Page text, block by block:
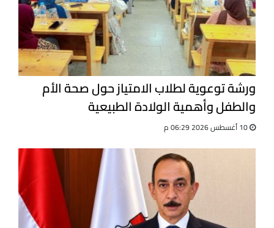
ورشة توعوية لطلاب الامتياز حول صحة الأم
والطفل وأهمية الولادة الطبيعية